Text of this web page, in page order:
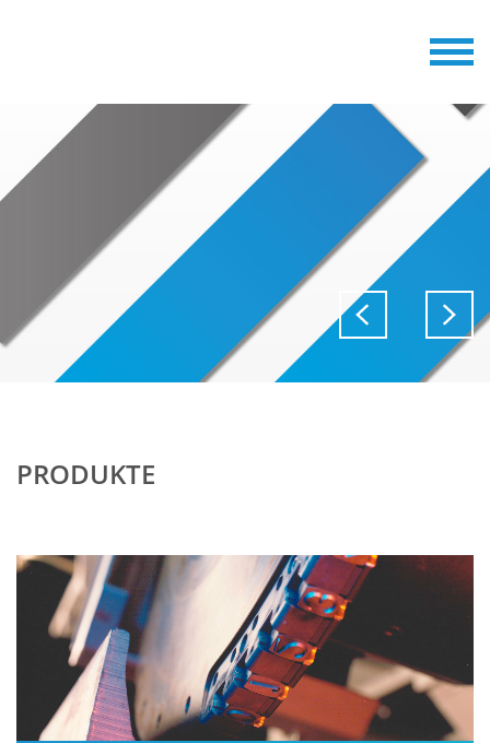
PRODUKTE